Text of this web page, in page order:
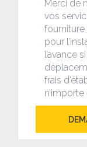
Merci de
vos
fourniture
pour
l’avance
frais